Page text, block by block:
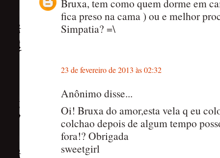
Bruxa, tem como quem dorme em
fica preso na cama ) ou e melhor
Simpatia? =\
23 de fevereiro de 2013 às 02:32
Anônimo disse...
Oi! Bruxa do amor,esta vela q eu
colchao depois de algum tempo
fora!? Obrigada
sweetgirl